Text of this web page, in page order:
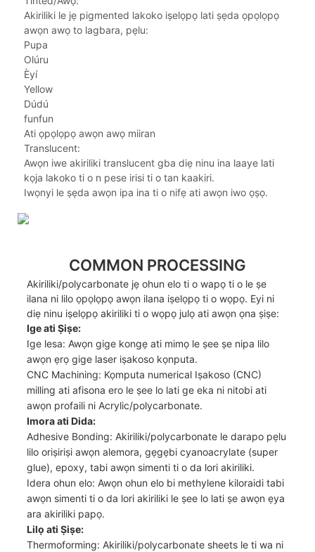
Akiriliki le jẹ pigmented lakoko iṣelọpọ lati ṣẹda ọpọlọpọ
awọn awọ to lagbara, pẹlu:
Pupa
Olúru
Èyí
Yellow
Dúdú
funfun
Ati ọpọlọpọ awọn awọ miiran
Translucent:
Awọn iwe akiriliki translucent gba diẹ ninu ina laaye lati
kọja lakoko ti o n pese irisi ti o tan kaakiri.
Iwọnyi le ṣẹda awọn ipa ina ti o nifẹ ati awọn iwo ọṣọ.
COMMON PROCESSING
Akiriliki/polycarbonate jẹ ohun elo ti o wapọ ti o le ṣe
ilana ni lilo ọpọlọpọ awọn ilana iṣelọpọ ti o wọpọ. Eyi ni
diẹ ninu iṣelọpọ akiriliki ti o wọpọ julọ ati awọn ọna ṣiṣe:
Ige ati Ṣiṣe:
Ige lesa: Awọn gige kongẹ ati mimọ le ṣee ṣe nipa lilo
awọn ẹrọ gige laser iṣakoso kọnputa.
CNC Machining: Kọmputa numerical Iṣakoso (CNC)
milling ati afisona ero le ṣee lo lati ge eka ni nitobi ati
awọn profaili ni Acrylic/polycarbonate.
Imora ati Dida:
Adhesive Bonding: Akiriliki/polycarbonate le darapo pẹlu
lilo oriṣiriṣi awọn alemora, gẹgẹbi cyanoacrylate (super
glue), epoxy, tabi awọn simenti ti o da lori akiriliki.
Idera ohun elo: Awọn ohun elo bi methylene kiloraidi tabi
awọn simenti ti o da lori akiriliki le ṣee lo lati ṣe awọn ẹya
ara akiriliki papọ.
Lilọ ati Ṣiṣe:
Thermoforming: Akiriliki/polycarbonate sheets le ti wa ni